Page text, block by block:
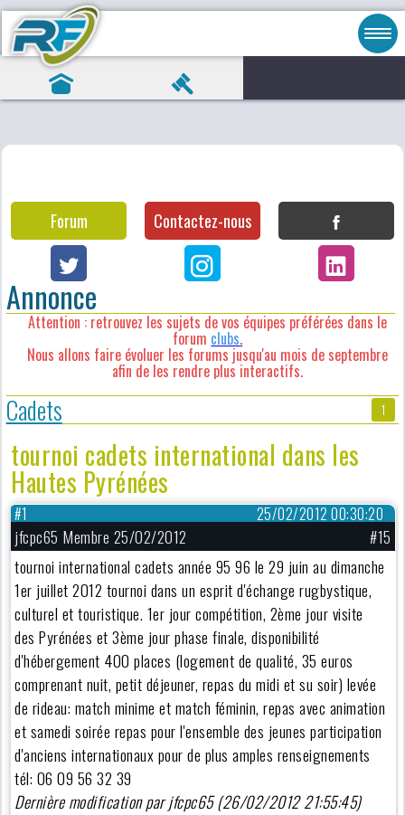
Forum Contactez-nous
Annonce
Attention : retrouvez les sujets de vos équipes préférées dans le
forum clubs.
Nous allons faire évoluer les forums jusqu'au mois de septembre
afin de les rendre plus interactifs.
Cadets 1
tournoi cadets international dans les
Hautes Pyrénées
25/02/2012 00:30:20
#1
jfcpc65 Membre 25/02/2012
#15
tournoi international cadets année 95 96 le 29 juin au dimanche
1er juillet 2012 tournoi dans un esprit d'échange rugbystique,
culturel et touristique. 1er jour compétition, 2ème jour visite
des Pyrénées et 3ème jour phase finale, disponibilité
d'hébergement 400 places (logement de qualité, 35 euros
comprenant nuit, petit déjeuner, repas du midi et su soir) levée
de rideau: match minime et match féminin, repas avec animation
et samedi soirée repas pour l'ensemble des jeunes participation
d'anciens internationaux pour de plus amples renseignements
tél: 06 09 56 32 39
Dernière modification par jfcpc65 (26/02/2012 21:55:45)